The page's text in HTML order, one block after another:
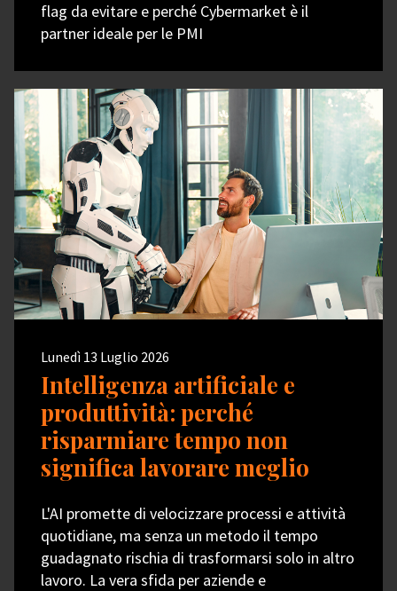
flag da evitare e perché Cybermarket è il
partner ideale per le PMI
Lunedì 13 Luglio 2026
Intelligenza artificiale e
produttività: perché
risparmiare tempo non
significa lavorare meglio
L'AI promette di velocizzare processi e attività
quotidiane, ma senza un metodo il tempo
guadagnato rischia di trasformarsi solo in altro
lavoro. La vera sfida per aziende e